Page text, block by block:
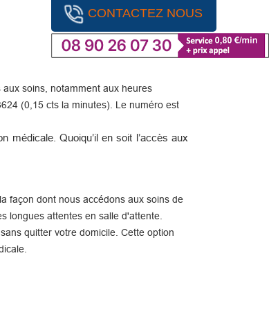
CONTACTEZ NOUS
aux soins, notamment aux heures
(0,15 cts la minutes). Le numéro est
Quoiqu’il en soit l’accès aux
façon dont nous accédons aux soins de
longues attentes en salle d'attente.
quitter votre domicile. Cette option